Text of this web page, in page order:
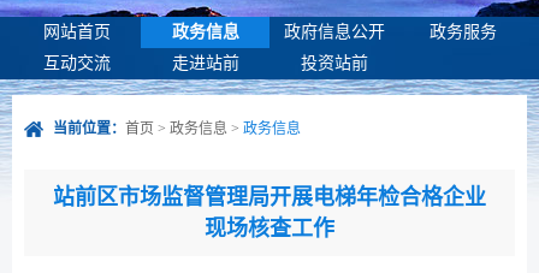
网站首页 政务信息 政府信息公开
政务服务
互动交流
走进站前 投资站前
当前位置： 首页 > 政务信息 > 政务信息
站前区市场监督管理局开展电梯年检合格企业
现场核查工作